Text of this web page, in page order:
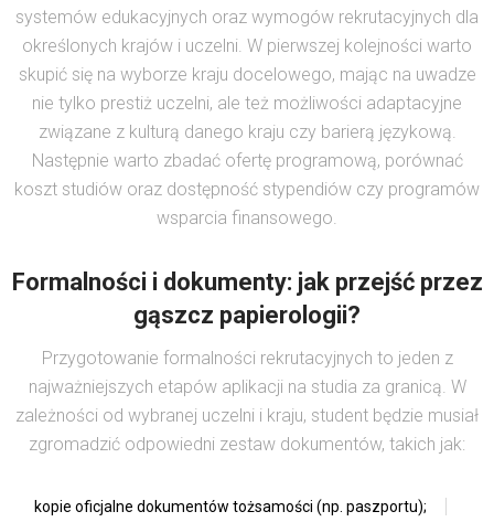
systemów edukacyjnych oraz wymogów rekrutacyjnych dla
określonych krajów i uczelni. W pierwszej kolejności warto
skupić się na wyborze kraju docelowego, mając na uwadze
nie tylko prestiż uczelni, ale też możliwości adaptacyjne
związane z kulturą danego kraju czy barierą językową.
Następnie warto zbadać ofertę programową, porównać
koszt studiów oraz dostępność stypendiów czy programów
wsparcia finansowego.
Formalności i dokumenty: jak przejść przez
gąszcz papierologii?
Przygotowanie formalności rekrutacyjnych to jeden z
najważniejszych etapów aplikacji na studia za granicą. W
zależności od wybranej uczelni i kraju, student będzie musiał
zgromadzić odpowiedni zestaw dokumentów, takich jak:
kopie oficjalne dokumentów tożsamości (np. paszportu);